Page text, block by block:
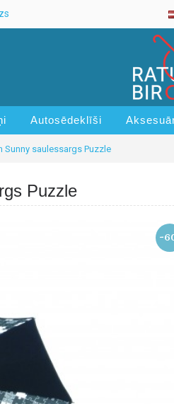
Autosēdeklīši
Sunny saulessargs Puzzle
Puzzle
-